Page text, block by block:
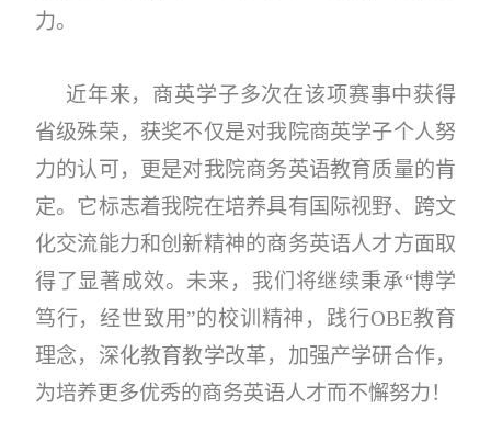
力。
近年来，商英学子多次在该项赛事中获得
省级殊荣，获奖不仅是对我院商英学子个人努
力的认可，更是对我院商务英语教育质量的肯
定。它标志着我院在培养具有国际视野、跨文
化交流能力和创新精神的商务英语人才方面取
得了显著成效。未来，我们将继续秉承“博学
笃行，经世致用”的校训精神，践行OBE教育
理念，深化教育教学改革，加强产学研合作，
为培养更多优秀的商务英语人才而不懈努力！